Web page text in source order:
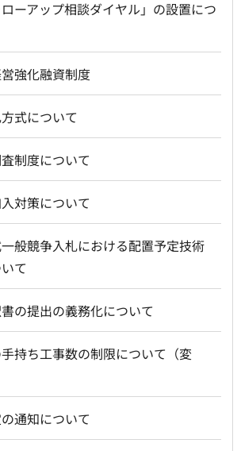
ローアップ相談ダイヤル」の設置につ
強化融資制度
式について
制度について
対策について
般競争入札における配置予定技術
て
の提出の義務化について
持ち工事数の制限について（変
通知について